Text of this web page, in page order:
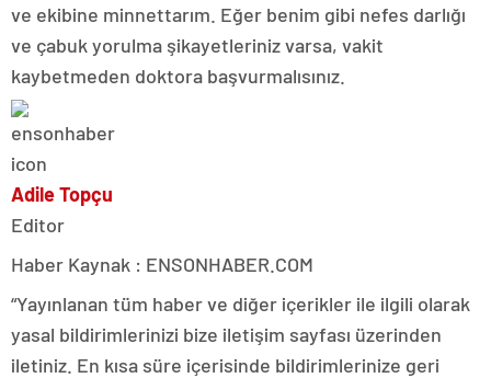
ve ekibine minnettarım. Eğer benim gibi nefes darlığı
ve çabuk yorulma şikayetleriniz varsa, vakit
kaybetmeden doktora başvurmalısınız.
Adile Topçu
Editor
Haber Kaynak : ENSONHABER.COM
“Yayınlanan tüm haber ve diğer içerikler ile ilgili olarak
yasal bildirimlerinizi bize iletişim sayfası üzerinden
iletiniz. En kısa süre içerisinde bildirimlerinize geri